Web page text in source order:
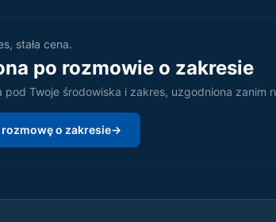
stała cena.
po rozmowie o zakresie
pod Twoje środowiska i zakres, uzgodniona zanim
rozmowę o zakresie→